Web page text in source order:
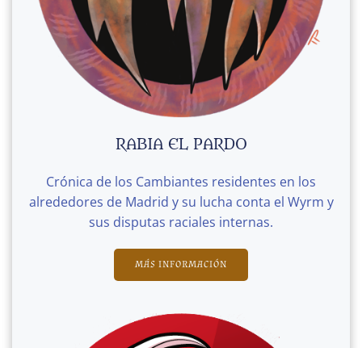
RABIA EL PARDO
Crónica de los Cambiantes residentes en los
alrededores de Madrid y su lucha conta el Wyrm y
sus disputas raciales internas.
MÁS INFORMACIÓN